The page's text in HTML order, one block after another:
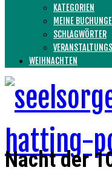
KATEGORIEN
MEINE
SCHLAGWÖRTER
WEIHNACHTEN
Nacht der